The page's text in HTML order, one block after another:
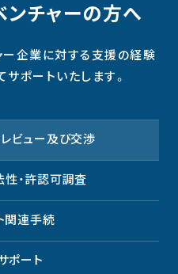
ンチャーの方へ
企業に対する支援の経験
ポートいたします。
ビュー及び交渉
性・許認可調査
関連手続
ポート